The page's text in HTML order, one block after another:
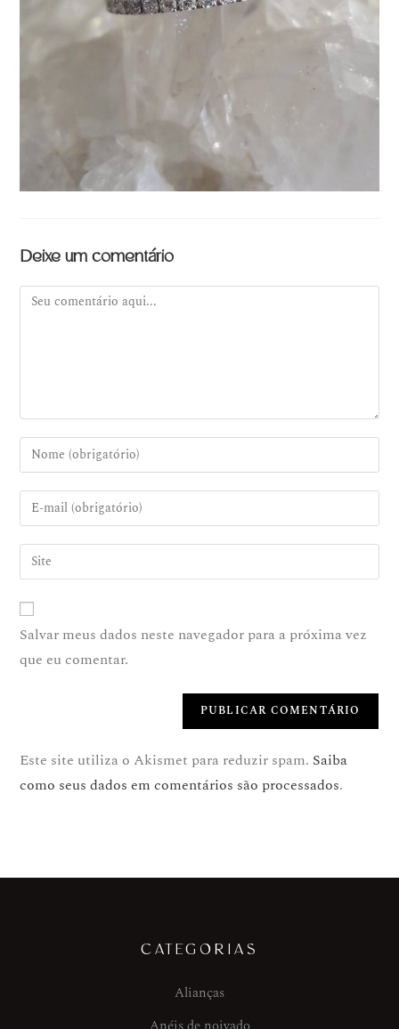
Deixe um comentário
Salvar meus dados neste navegador para a próxima vez
que eu comentar.
Este site utiliza o Akismet para reduzir spam. Saiba
como seus dados em comentários são processados.
CATEGORIAS
Alianças